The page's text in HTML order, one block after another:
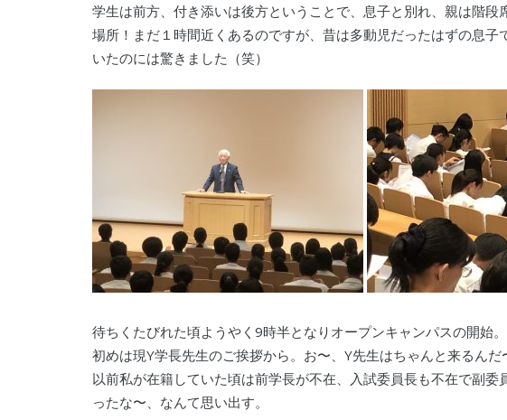
学生は前方、付き添いは後方ということで、息子と別れ、親は階段
場所！まだ１時間近くあるのですが、昔は多動児だったはずの息
いたのには驚きました（笑）
待ちくたびれた頃ようやく9時半となりオープンキャンパスの開始。
初めは現Y学長先生のご挨拶から。お〜、Y先生はちゃんと来るんだ
以前私が在籍していた頃は前学長が不在、入試委員長も不在で副
ったな〜、なんて思い出す。